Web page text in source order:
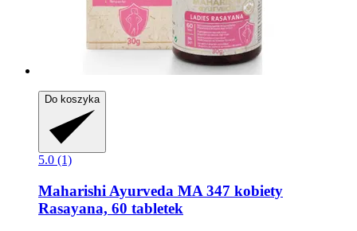
Do koszyka
5.0 (1)
Maharishi Ayurveda MA 347 kobiety
Rasayana, 60 tabletek